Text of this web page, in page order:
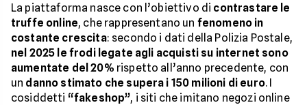
La piattaforma nasce con l’obiettivo di contrastare le
truffe online, che rappresentano un fenomeno in
costante crescita: secondo i dati della Polizia Postale,
nel 2025 le frodi legate agli acquisti su internet sono
aumentate del 20% rispetto all’anno precedente, con
un danno stimato che supera i 150 milioni di euro. I
cosiddetti “fakeshop”, i siti che imitano negozi online